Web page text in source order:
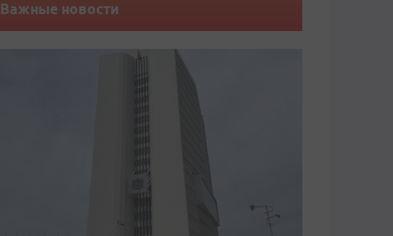
Важные новости